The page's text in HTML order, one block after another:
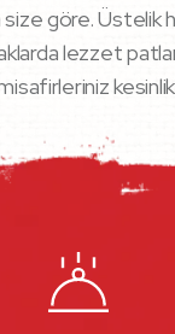
göre. Üstelik
lezzet